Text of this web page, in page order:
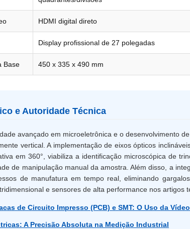
HDMI digital direto
Display profissional de 27 polegadas
Base 450 x 335 x 490 mm
e Autoridade Técnica
avançado em microeletrônica e o desenvolvimento
vertical. A implementação de eixos ópticos
em 360°, viabiliza a identificação microscópica de
de manipulação manual da amostra. Além disso, a
de manufatura em tempo real, eliminando
e sensores de alta performance nos artigos
de Circuito Impresso (PCB) e SMT: O Uso da
A Precisão Absoluta na Medição Industrial